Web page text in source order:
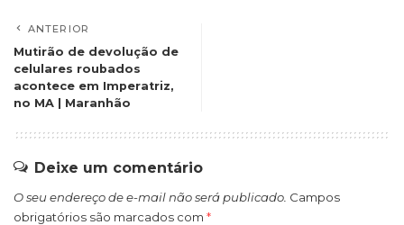
ANTERIOR
Mutirão de devolução de
celulares roubados
acontece em Imperatriz,
no MA | Maranhão
Deixe um comentário
O seu endereço de e-mail não será publicado. Campos
obrigatórios são marcados com *